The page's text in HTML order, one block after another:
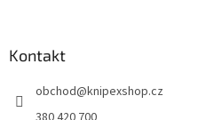
Kontakt
obchod@knipexshop.cz